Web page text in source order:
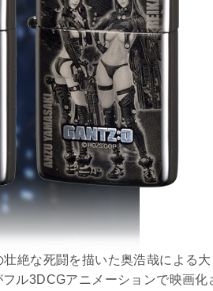
絶な死闘を描いた奥浩哉による大
ル3DCGアニメーションで映画化